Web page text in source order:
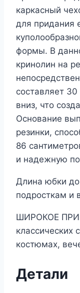
каркасный
для придания
формы. В
кринолин на
составляет
вниз, что
Основание
резинки,
86
и надежную
Длина юбки
подросткам и
ШИРОКОЕ
классических
костюмах,
Детали